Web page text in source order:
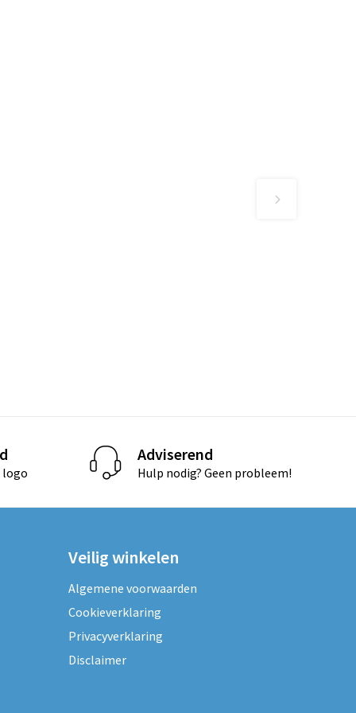
logo
Adviserend
Hulp nodig? Geen probleem!
Veilig winkelen
Algemene voorwaarden
Cookieverklaring
Privacyverklaring
Disclaimer